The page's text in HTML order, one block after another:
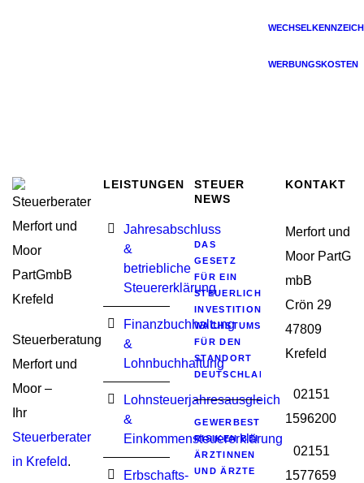
WERBUNGSKOSTEN
Steuerberatung
Merfort und
Moor –
Ihr
Steuerberater
in Krefeld.
LEISTUNGEN
Jahresabschluss
&
betriebliche
Steuererklärung
Finanzbuchhaltung
&
Lohnbuchhaltung
Lohnsteuerjahresausgleich
&
Einkommensteuererklärung
Erbschafts-
STEUER
NEWS
DAS
GESETZ
FÜR EIN
STEUERLICHES
WACHSTUMSIMPULSE
FÜR DEN
STANDORT
DEUTSCHLAND
GEWERBESTEUERLICHE
RISIKEN BEI
ÄRZTINNEN
UND ÄRZTE
KONTAKT
Merfort und
Moor PartG
mbB
Crön 29
47809
Krefeld
02151
1596200
02151
1577659